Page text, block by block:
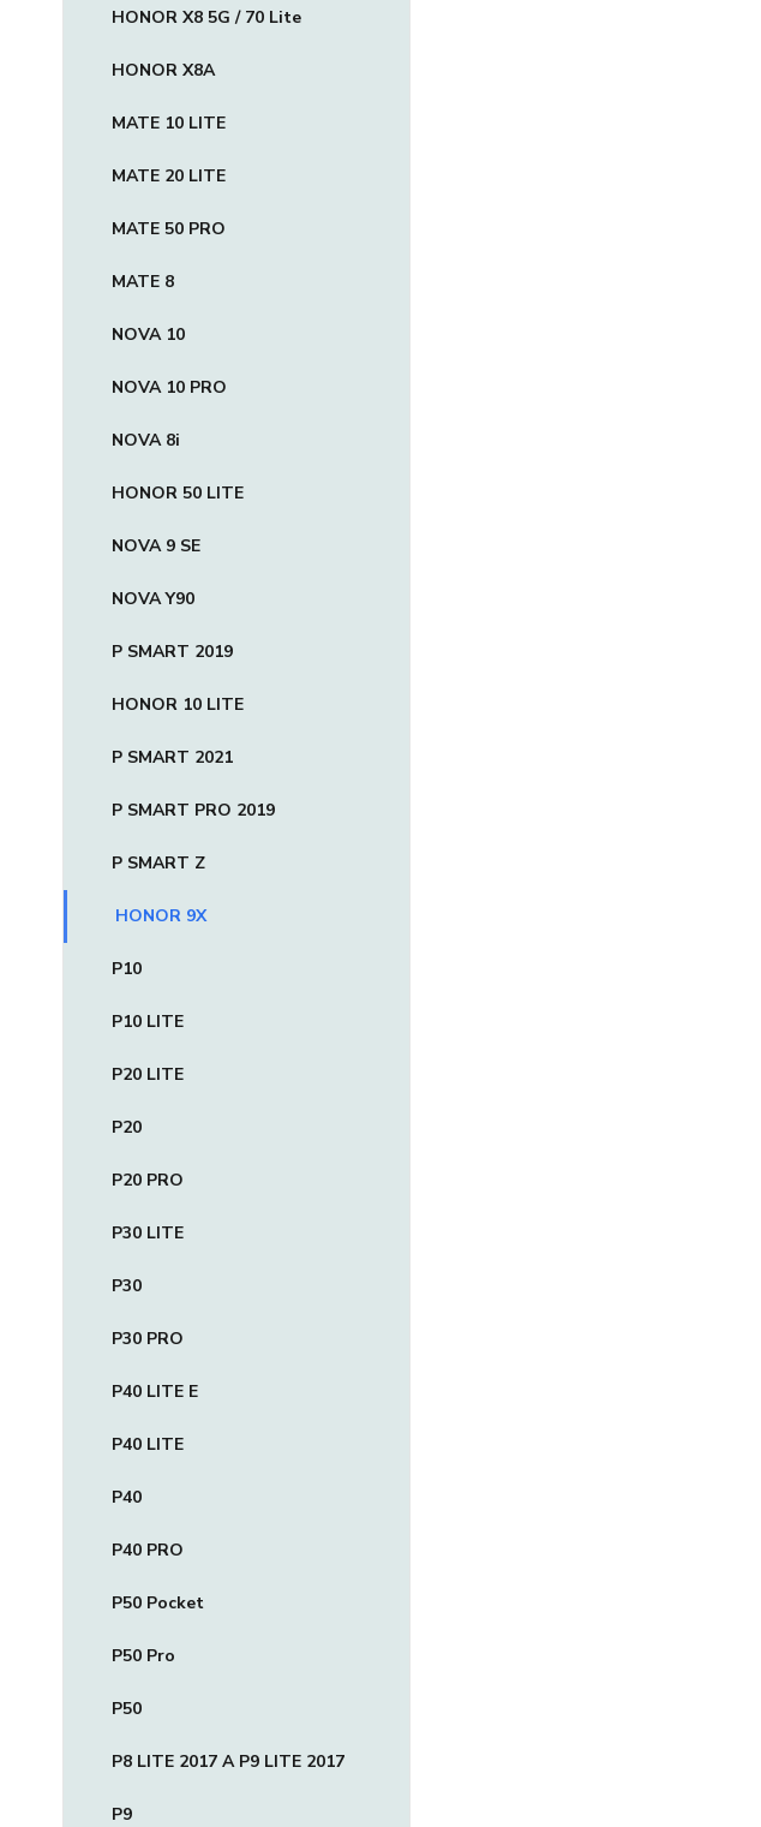
HONOR X8 5G / 70 Lite
HONOR X8A
MATE 10 LITE
MATE 20 LITE
MATE 50 PRO
MATE 8
NOVA 10
NOVA 10 PRO
NOVA 8i
HONOR 50 LITE
NOVA 9 SE
NOVA Y90
P SMART 2019
HONOR 10 LITE
P SMART 2021
P SMART PRO 2019
P SMART Z
HONOR 9X
P10
P10 LITE
P20 LITE
P20
P20 PRO
P30 LITE
P30
P30 PRO
P40 LITE E
P40 LITE
P40
P40 PRO
P50 Pocket
P50 Pro
P50
P8 LITE 2017 A P9 LITE 2017
P9